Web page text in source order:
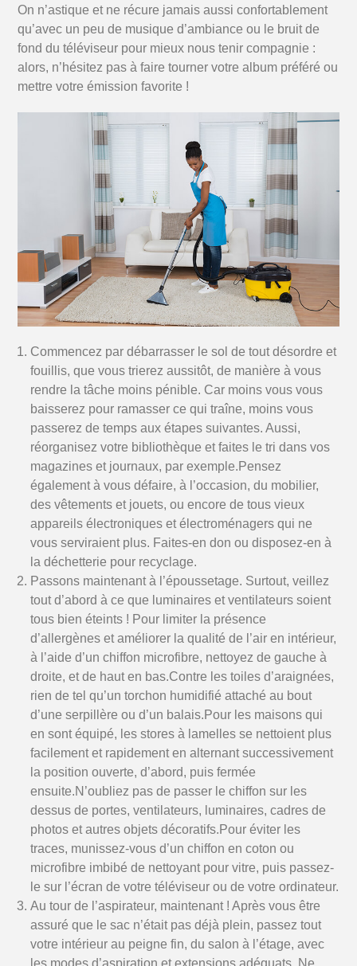
On n’astique et ne récure jamais aussi confortablement
qu’avec un peu de musique d’ambiance ou le bruit de
fond du téléviseur pour mieux nous tenir compagnie :
alors, n’hésitez pas à faire tourner votre album préféré ou
mettre votre émission favorite !
Commencez par débarrasser le sol de tout désordre et
fouillis, que vous trierez aussitôt, de manière à vous
rendre la tâche moins pénible. Car moins vous vous
baisserez pour ramasser ce qui traîne, moins vous
passerez de temps aux étapes suivantes. Aussi,
réorganisez votre bibliothèque et faites le tri dans vos
magazines et journaux, par exemple.Pensez
également à vous défaire, à l’occasion, du mobilier,
des vêtements et jouets, ou encore de tous vieux
appareils électroniques et électroménagers qui ne
vous serviraient plus. Faites-en don ou disposez-en à
la déchetterie pour recyclage.
Passons maintenant à l’époussetage. Surtout, veillez
tout d’abord à ce que luminaires et ventilateurs soient
tous bien éteints ! Pour limiter la présence
d’allergènes et améliorer la qualité de l’air en intérieur,
à l’aide d’un chiffon microfibre, nettoyez de gauche à
droite, et de haut en bas.Contre les toiles d’araignées,
rien de tel qu’un torchon humidifié attaché au bout
d’une serpillère ou d’un balais.Pour les maisons qui
en sont équipé, les stores à lamelles se nettoient plus
facilement et rapidement en alternant successivement
la position ouverte, d’abord, puis fermée
ensuite.N’oubliez pas de passer le chiffon sur les
dessus de portes, ventilateurs, luminaires, cadres de
photos et autres objets décoratifs.Pour éviter les
traces, munissez-vous d’un chiffon en coton ou
microfibre imbibé de nettoyant pour vitre, puis passez-
le sur l’écran de votre téléviseur ou de votre ordinateur.
Au tour de l’aspirateur, maintenant ! Après vous être
assuré que le sac n’était pas déjà plein, passez tout
votre intérieur au peigne fin, du salon à l’étage, avec